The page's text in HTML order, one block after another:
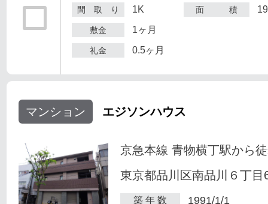
間 取 り 1K 面 積
敷金 1ヶ月
礼金 0.5ヶ月
マンション エジソンハウス
京急本線 青物横丁駅から
東京都品川区南品川６丁目
築 年 数 1991/1/1